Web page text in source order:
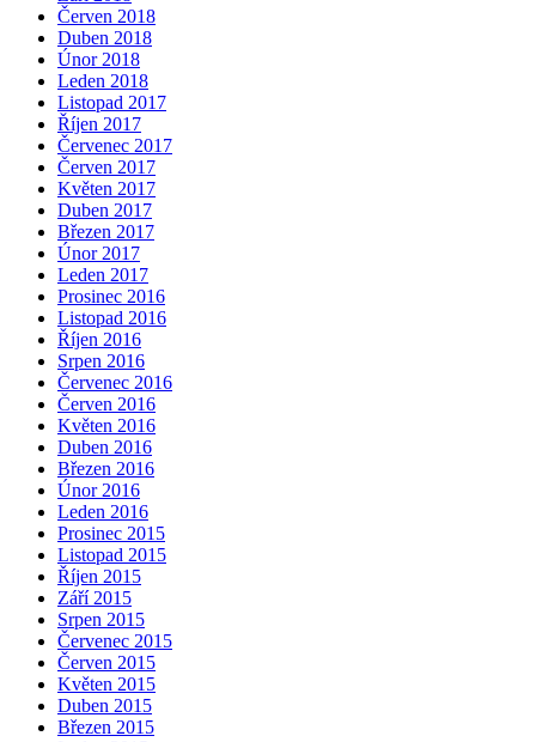
Červen 2018
Duben 2018
Únor 2018
Leden 2018
Listopad 2017
Říjen 2017
Červenec 2017
Červen 2017
Květen 2017
Duben 2017
Březen 2017
Únor 2017
Leden 2017
Prosinec 2016
Listopad 2016
Říjen 2016
Srpen 2016
Červenec 2016
Červen 2016
Květen 2016
Duben 2016
Březen 2016
Únor 2016
Leden 2016
Prosinec 2015
Listopad 2015
Říjen 2015
Září 2015
Srpen 2015
Červenec 2015
Červen 2015
Květen 2015
Duben 2015
Březen 2015